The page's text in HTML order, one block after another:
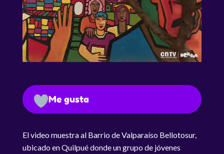
Me gusta
El video muestra al Barrio de Valparaíso Bellotosur,
ubicado en Quilpué donde un grupo de jóvenes